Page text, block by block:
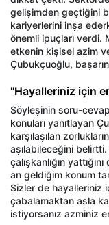
gelişimden geçtiğini
kariyerlerini inşa
önemli ipuçları
etkenin kişisel azim
Çubukçuoğlu,
"Hayalleriniz için
Söyleşinin soru-
konuları yanıtlayan
karşılaşılan
aşılabileceğini
çalışkanlığın
an geldiğim konum
Sizler de hayalleriniz
çabalamaktan asla
istiyorsanız azminiz